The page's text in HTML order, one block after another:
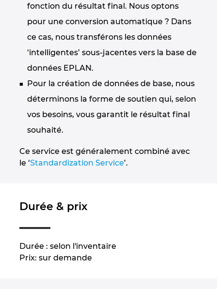
fonction du résultat final. Nous optons
pour une conversion automatique ? Dans
ce cas, nous transférons les données
‘intelligentes’ sous-jacentes vers la base de
données EPLAN.
Pour la création de données de base, nous
déterminons la forme de soutien qui, selon
vos besoins, vous garantit le résultat final
souhaité.
Ce service est généralement combiné avec
le ‘Standardization Service’.
Durée & prix
Durée : selon l'inventaire
Prix: sur demande
Norway
Peru
Philippines
Poland
Romania
Serbia
Slovakia
Slovenia
South Africa